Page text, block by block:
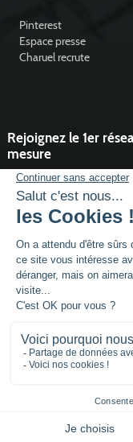
Pinterest
Espace presse
Charuel recrute
Rejoignez le 1er
mesure
Vous souhaitez
Rejoindre un réseau
font la différence ?
DEVENIR PARTENAIRE
Parc activités la